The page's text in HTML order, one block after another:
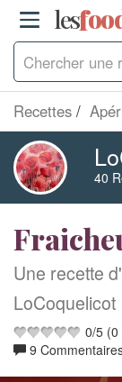
lesfo
Recettes
40
Une recette
LoCoquelicot
0/5 (0
9